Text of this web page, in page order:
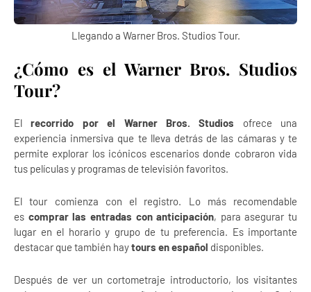
Llegando a Warner Bros. Studios Tour.
¿Cómo es el Warner Bros. Studios
Tour?
Elrecorrido por el Warner Bros. Studios ofrece una
experiencia inmersiva que te lleva detrás de las cámaras y te
permite explorar los icónicos escenarios donde cobraron vida
tus películas y programas de televisión favoritos.
El tour comienza con el registro. Lo más recomendable
es comprar las entradas con anticipación, para asegurar tu
lugar en el horario y grupo de tu preferencia. Es importante
destacar que también haytours en español disponibles.
Después de ver un cortometraje introductorio, los visitantes